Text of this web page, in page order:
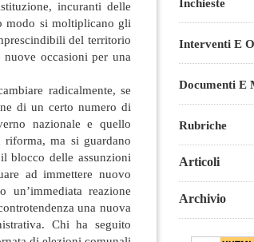
incuranti delle
modo si moltiplicano gli
del territorio
occasioni per una
radicalmente, se
di un certo numero di
nazionale e quello
ma si guardano
blocco delle assunzioni
ad immettere nuovo
un’immediata reazione
una nuova
Chi ha seguito
Inchieste
Interventi E
Documenti E
Rubriche
Articoli
Archivio